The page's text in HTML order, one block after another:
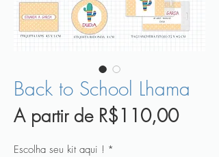
Back to School Lhama
A partir de R$110,00Preço
Escolha seu kit aqui ! *